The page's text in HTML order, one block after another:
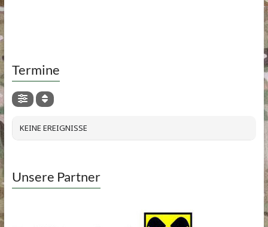
Termine
KEINE EREIGNISSE
Unsere Partner